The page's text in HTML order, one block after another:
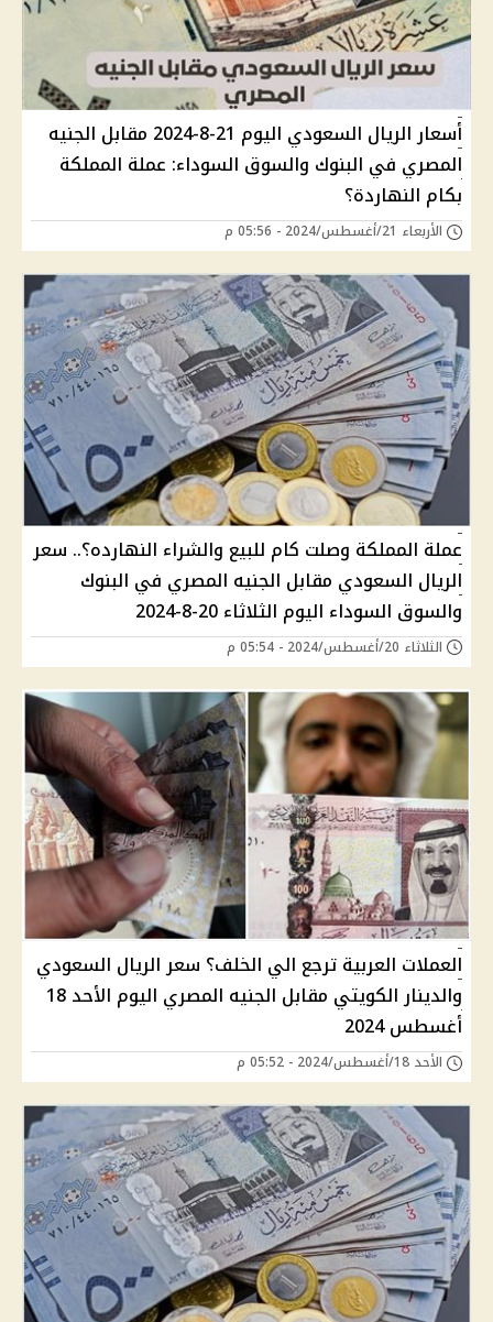
أسعار الريال السعودي اليوم 21-8-2024 مقابل الجنيه
المصري في البنوك والسوق السوداء: عملة المملكة
بكام النهاردة؟
الأربعاء 21/أغسطس/2024 - 05:56 م
عملة المملكة وصلت كام للبيع والشراء النهارده؟.. سعر
الريال السعودي مقابل الجنيه المصري في البنوك
والسوق السوداء اليوم الثلاثاء 20-8-2024
الثلاثاء 20/أغسطس/2024 - 05:54 م
العملات العربية ترجع الي الخلف؟ سعر الريال السعودي
والدينار الكويتي مقابل الجنيه المصري اليوم الأحد 18
أغسطس 2024
الأحد 18/أغسطس/2024 - 05:52 م